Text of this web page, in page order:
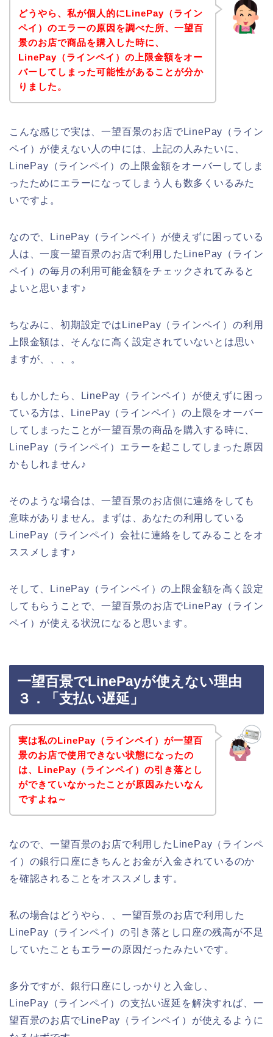
どうやら、私が個人的にLinePay（ライン
ペイ）のエラーの原因を調べた所、一望百
景のお店で商品を購入した時に、
LinePay（ラインペイ）の上限金額をオー
バーしてしまった可能性があることが分か
りました。
こんな感じで実は、一望百景のお店でLinePay（ライン
ペイ）が使えない人の中には、上記の人みたいに、
LinePay（ラインペイ）の上限金額をオーバーしてしま
ったためにエラーになってしまう人も数多くいるみた
いですよ。
なので、LinePay（ラインペイ）が使えずに困っている
人は、一度一望百景のお店で利用したLinePay（ライン
ペイ）の毎月の利用可能金額をチェックされてみると
よいと思います♪
ちなみに、初期設定ではLinePay（ラインペイ）の利用
上限金額は、そんなに高く設定されていないとは思い
ますが、、、。
もしかしたら、LinePay（ラインペイ）が使えずに困っ
ている方は、LinePay（ラインペイ）の上限をオーバー
してしまったことが一望百景の商品を購入する時に、
LinePay（ラインペイ）エラーを起こしてしまった原因
かもしれません♪
そのような場合は、一望百景のお店側に連絡をしても
意味がありません。まずは、あなたの利用している
LinePay（ラインペイ）会社に連絡をしてみることをオ
ススメします♪
そして、LinePay（ラインペイ）の上限金額を高く設定
してもらうことで、一望百景のお店でLinePay（ライン
ペイ）が使える状況になると思います。
一望百景でLinePayが使えない理由
３．「支払い遅延」
実は私のLinePay（ラインペイ）が一望百
景のお店で使用できない状態になったの
は、LinePay（ラインペイ）の引き落とし
ができていなかったことが原因みたいなん
ですよね～
なので、一望百景のお店で利用したLinePay（ラインペ
イ）の銀行口座にきちんとお金が入金されているのか
を確認されることをオススメします。
私の場合はどうやら、、一望百景のお店で利用した
LinePay（ラインペイ）の引き落とし口座の残高が不足
していたこともエラーの原因だったみたいです。
多分ですが、銀行口座にしっかりと入金し、
LinePay（ラインペイ）の支払い遅延を解決すれば、一
望百景のお店でLinePay（ラインペイ）が使えるように